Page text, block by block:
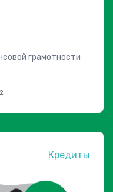
грамотности
2
Кредиты